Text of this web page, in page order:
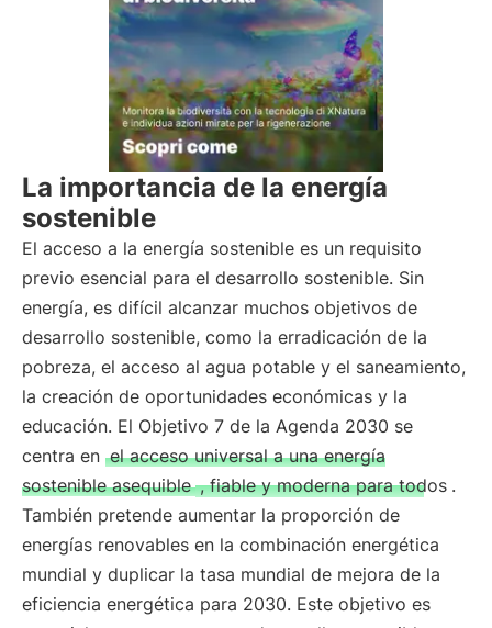
La importancia de la energía
sostenible
El acceso a la energía sostenible es un requisito
previo esencial para el desarrollo sostenible. Sin
energía, es difícil alcanzar muchos objetivos de
desarrollo sostenible, como la erradicación de la
pobreza, el acceso al agua potable y el saneamiento,
la creación de oportunidades económicas y la
educación. El Objetivo 7 de la Agenda 2030 se
centra en el acceso universal a una energía
sostenible asequible , fiable y moderna para todos .
También pretende aumentar la proporción de
energías renovables en la combinación energética
mundial y duplicar la tasa mundial de mejora de la
eficiencia energética para 2030. Este objetivo es